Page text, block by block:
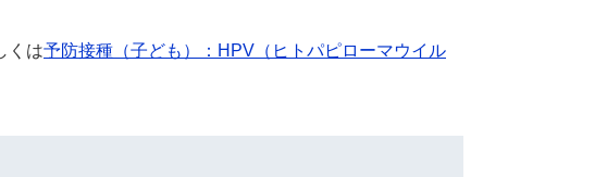
くは予防接種（子ども）：HPV（ヒトパピローマウイル